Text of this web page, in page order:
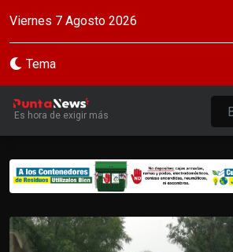
Viernes 7 Agosto 2026
Tema
Es hora de exigir más